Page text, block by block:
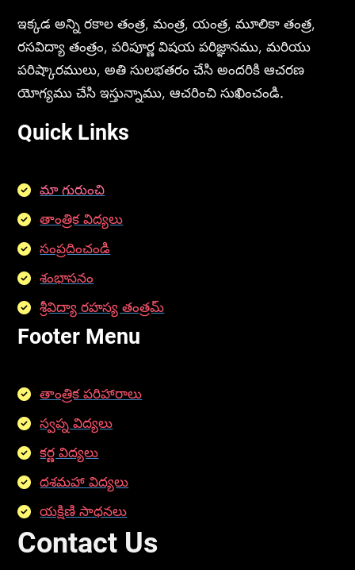
ఇక్కడ అన్ని రకాల తంత్ర, మంత్ర, యంత్ర, మూలికా తంత్ర,
రసవిద్యా తంత్రం, పరిపూర్ణ విషయ పరిజ్ఞానము, మరియు
పరిష్కారములు, అతి సులభతరం చేసి అందరికి ఆచరణ
యోగ్యము చేసి ఇస్తున్నాము, ఆచరించి సుఖించండి.
Quick Links
మా గురుంచి
తాంత్రిక విద్యలు
సంప్రదించండి
శంభాసనం
శ్రీవిద్యా రహస్య తంత్రమ్
Footer Menu
తాంత్రిక పరిహారాలు
స్వప్న విద్యలు
కర్ణ విద్యలు
దశమహా విద్యలు
యక్షిణి సాధనలు
Contact Us